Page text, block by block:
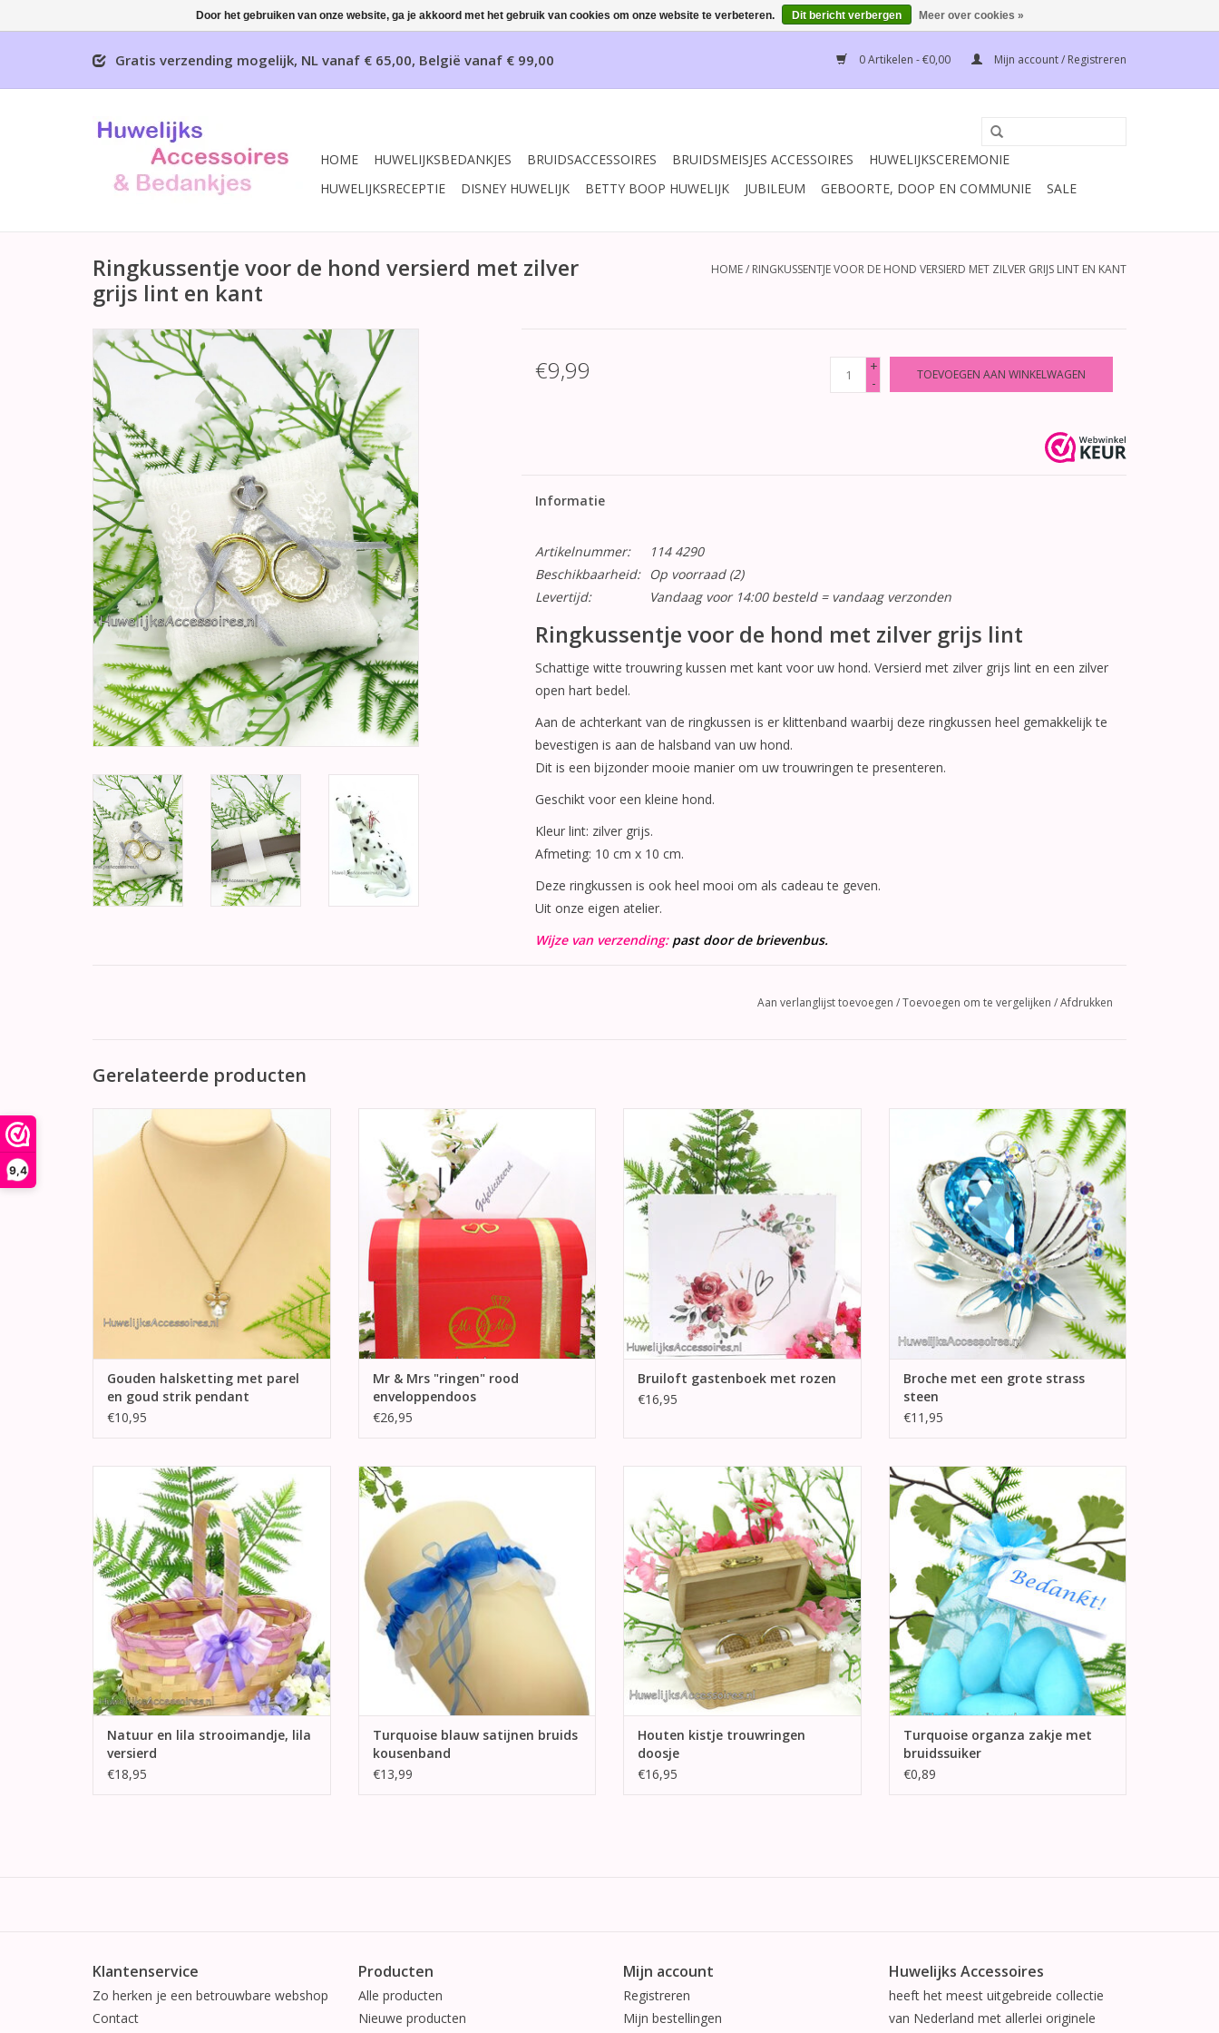
9,4
Gratis verzending mogelijk, NL vanaf € 65,00, België vanaf € 99,00 0 Artikelen - €0,00 Mijn account / Registreren
HOME HUWELIJKSBEDANKJES BRUIDSACCESSOIRES BRUIDSMEISJES ACCESSOIRES
HUWELIJKSCEREMONIE
HUWELIJKSRECEPTIE
DISNEY HUWELIJK BETTY BOOP HUWELIJK JUBILEUM GEBOORTE, DOOP EN COMMUNIE SALE
Ringkussentje voor de hond versierd met zilver
grijs lint en kant
HOME/ RINGKUSSENTJE VOOR DE HOND VERSIERD MET ZILVER GRIJS LINT EN KANT
€9,99
+
-
TOEVOEGEN AAN WINKELWAGEN
Informatie
Artikelnummer:
114 4290
Beschikbaarheid:
Op voorraad(2)
Levertijd:
Vandaag voor 14:00 besteld = vandaag verzonden
Ringkussentje voor de hond met zilver grijs lint
Schattige witte trouwring kussen met kant voor uw hond. Versierd met zilver grijs lint en een zilver
open hart bedel.
Aan de achterkant van de ringkussen is er klittenband waarbij deze ringkussen heel gemakkelijk te
bevestigen is aan de halsband van uw hond.
Dit is een bijzonder mooie manier om uw trouwringen te presenteren.
Geschikt voor een kleine hond.
Kleur lint: zilver grijs.
Afmeting: 10 cm x 10 cm.
Deze ringkussen is ook heel mooi om als cadeau te geven.
Uit onze eigen atelier.
Wijze van verzending: past door de brievenbus.
Aan verlanglijst toevoegen /Toevoegen om te vergelijken /Afdrukken
Gerelateerde producten
Zeer mooie goudkleurige halsketting met
een prachtige parel en goud strik pendant.
TOEVOEGEN AAN WINKELWAGEN
Gouden halsketting met parel
en goud strik pendant
€10,95
Zeer mooie rood huwelijks receptie
enveloppendoos versierd met gouden
lint, aan de voorkant "Mr & Mrs" in gouden
ringen.
TOEVOEGEN AAN WINKELWAGEN
Mr & Mrs "ringen" rood
enveloppendoos
€26,95
Een huwelijks gastenboek vol van liefde.
Aan de voorkant meerdere rozen met
metalliek rosé goud harten. De achterkant
is helemaal vol met rozen.
TOEVOEGEN AAN WINKELWAGEN
Bruiloft gastenboek met rozen
€16,95
Hele mooie broche met in het center een
grote turquoise strass steen, omheen zijn
er turkoois en wit geëmailleerde bloem
bladen, rondom zijn er nog strass stenen.
TOEVOEGEN AAN WINKELWAGEN
Broche met een grote strass
steen
€11,95
Prachtige ovaal natuur en lila rieten
bloemenmandje. Het hengsel van het
strooimandje is gewikkeld met lila satijn en
organza lint.
TOEVOEGEN AAN WINKELWAGEN
Natuur en lila strooimandje, lila
versierd
€18,95
Hele mooie wit organza en turquoise
blauw satijn bruids kousenband met grote
turquoise blauw organza strik.
TOEVOEGEN AAN WINKELWAGEN
Turquoise blauw satijnen bruids
kousenband
€13,99
Prachtige houten ringdoosje in de vorm
van een schatkist. Bovenop de deksel een
hartje.
TOEVOEGEN AAN WINKELWAGEN
Houten kistje trouwringen
doosje
€16,95
Huwelijks bedankje, turquoise organza
zakje met bruidssuiker.
TOEVOEGEN AAN WINKELWAGEN
Turquoise organza zakje met
bruidssuiker
€0,89
Klantenservice
Zo herken je een betrouwbare webshop
Contact
Producten
Alle producten
Nieuwe producten
Mijn account
Registreren
Mijn bestellingen
Huwelijks Accessoires
heeft het meest uitgebreide collectie
van Nederland met allerlei originele
Door het gebruiken van onze website, ga je akkoord met het gebruik van cookies om onze website te verbeteren. Dit bericht verbergen Meer over cookies »